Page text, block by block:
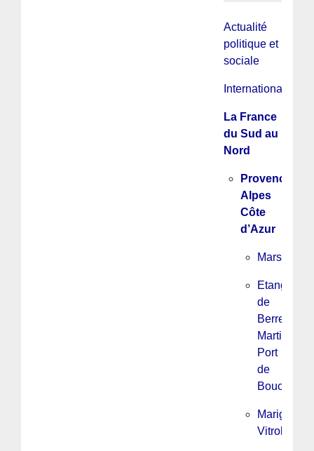
Actualité
politique et
sociale
International
La France
du Sud au
Nord
Provence
Alpes
Côte
d’Azur
Marseille
Etang
de
Berre,
Martigues,
Port
de
Bouc
Marignane
Vitrolles